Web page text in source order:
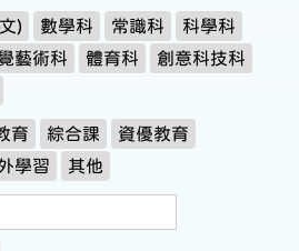
) 數學科 常識科
科學科
藝術科 體育科
創意科技科
育 綜合課
資優教育
學習 其他